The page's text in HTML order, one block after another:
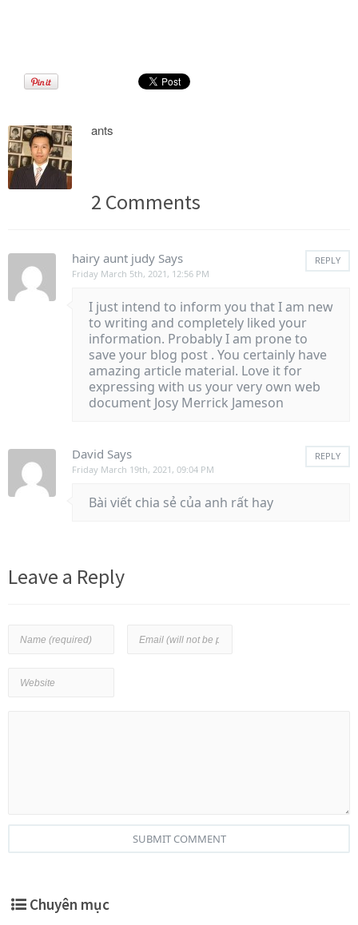
ants
2 Comments
hairy aunt judy Says
Friday March 5th, 2021, 12:56 PM
REPLY
I just intend to inform you that I am new
to writing and completely liked your
information. Probably I am prone to
save your blog post . You certainly have
amazing article material. Love it for
expressing with us your very own web
document Josy Merrick Jameson
David Says
Friday March 19th, 2021, 09:04 PM
REPLY
Bài viết chia sẻ của anh rất hay
Leave a Reply
SUBMIT COMMENT
Chuyên mục